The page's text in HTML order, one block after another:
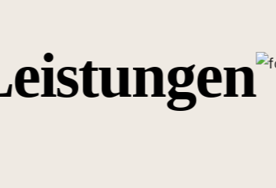
Unser Team, bestehend aus 25
und Laborant*innen, verfügt über